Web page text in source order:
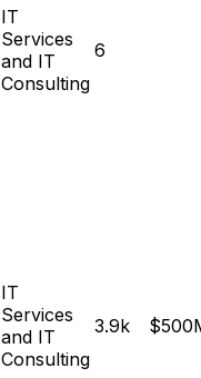
IT
Services
and IT
Consulting
6
IT
Services
and IT
Consulting
3.9k